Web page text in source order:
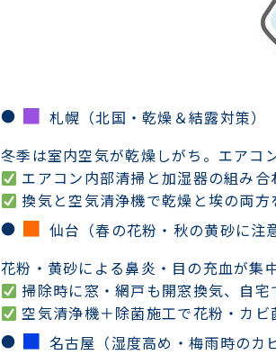
■ 札幌（北国・乾燥＆結露対策）
冬季は室内空気が乾燥しがち。エアコ
エアコン内部清掃と加湿器の組み合
換気と空気清浄機で乾燥と埃の両方
■ 仙台（春の花粉・秋の黄砂に注意
花粉・黄砂による鼻炎・目の充血が集
掃除時に窓・網戸も開窓換気、自宅
空気清浄機＋除菌施工で花粉・カビ
■ 名古屋（湿度高め・梅雨時のカ